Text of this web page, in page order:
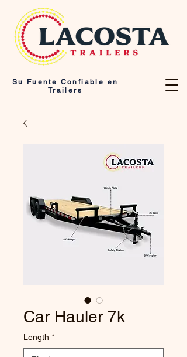
Su Fuente Confiable en
Trailers
Car Hauler 7k
Length *